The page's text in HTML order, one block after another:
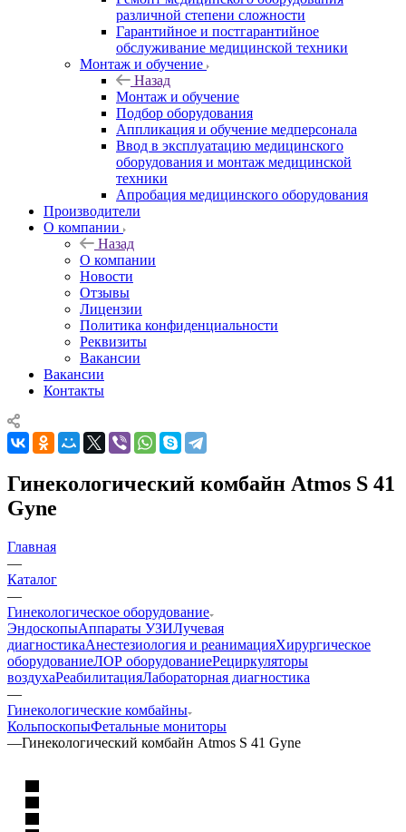
различной степени сложности
Гарантийное и постгарантийное
обслуживание медицинской техники
Монтаж и обучение
Назад
Монтаж и обучение
Подбор оборудования
Аппликация и обучение медперсонала
Ввод в эксплуатацию медицинского
оборудования и монтаж медицинской
техники
Апробация медицинского оборудования
Производители
О компании
Назад
О компании
Новости
Отзывы
Лицензии
Политика конфиденциальности
Реквизиты
Вакансии
Вакансии
Контакты
Гинекологический комбайн Atmos S 41
Gyne
Главная
—
Каталог
—
Гинекологическое оборудование
ЭндоскопыАппараты УЗИЛучевая
диагностикаАнестезиология и реанимацияХирургическое
оборудованиеЛОР оборудованиеРециркуляторы
воздухаРеабилитацияЛабораторная диагностика
—
Гинекологические комбайны
КольпоскопыФетальные мониторы
—Гинекологический комбайн Atmos S 41 Gyne